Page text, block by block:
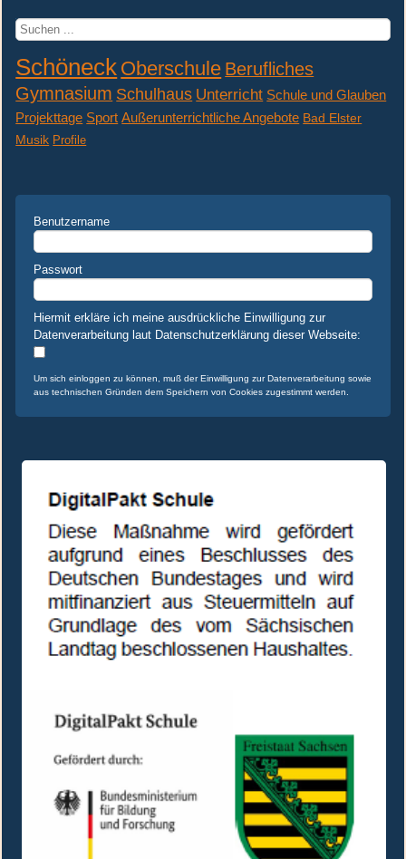
Suchen
Schöneck Oberschule Berufliches
Gymnasium Schulhaus Unterricht Schule und Glauben
Projekttage Sport Außerunterrichtliche Angebote Bad Elster
Musik Profile
Benutzername
Passwort
Hiermit erkläre ich meine ausdrückliche Einwilligung zur
Datenverarbeitung laut Datenschutzerklärung dieser Webseite:
Um sich einloggen zu können, muß der Einwilligung zur Datenverarbeitung sowie
aus technischen Gründen dem Speichern von Cookies zugestimmt werden.